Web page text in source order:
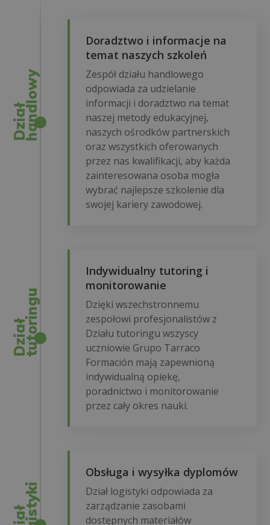
D
z
i
a
ł
h
a
n
d
l
o
wy
Doradztwo i informacje na
temat naszych szkoleń
Zespół działu handlowego
odpowiada za udzielanie
informacji i doradztwo na temat
naszej metody edukacyjnej,
naszych ośrodków partnerskich
oraz wszystkich oferowanych
przez nas kwalifikacji, aby każda
zainteresowana osoba mogła
wybrać najlepsze szkolenie dla
swojej kariery zawodowej.
D
z
i
a
ł
t
u
t
o
r
i
n
gu
Indywidualny tutoring i
monitorowanie
Dzięki wszechstronnemu
zespołowi profesjonalistów z
Działu tutoringu wszyscy
uczniowie Grupo Tarraco
Formación mają zapewnioną
indywidualną opiekę,
poradnictwo i monitorowanie
przez cały okres nauki.
i
Obsługa i wysyłka dyplomów
Dział logistyki odpowiada za
zarządzanie zasobami
dostępnych materiałów